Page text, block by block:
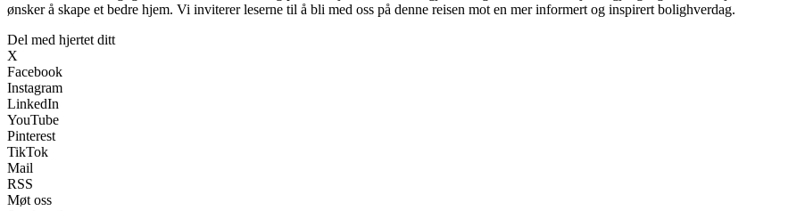
ønsker å skape et bedre hjem. Vi inviterer leserne til å bli med oss på denne reisen mot en mer informert og inspirert bolighverdag.
Del med hjertet ditt
X
Facebook
Instagram
LinkedIn
YouTube
Pinterest
TikTok
Mail
RSS
Møt oss